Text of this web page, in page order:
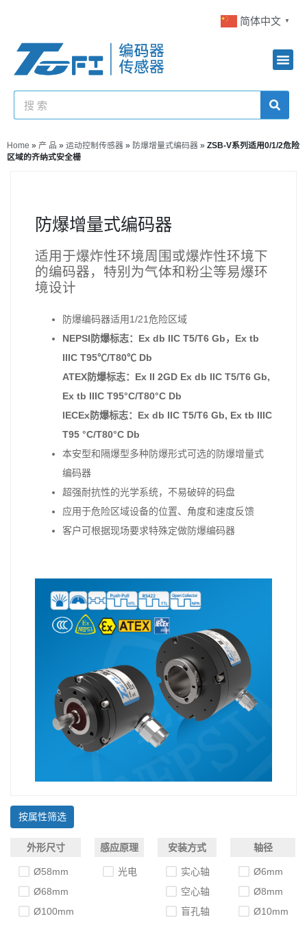
简体中文 ▼
Home » 产 品 » 运动控制传感器 » 防爆增量式编码器 » ZSB-V系列适用0/1/2危险
区域的齐纳式安全栅
防爆增量式编码器
适用于爆炸性环境周围或爆炸性环境下
的编码器，特别为气体和粉尘等易爆环
境设计
防爆编码器适用1/21危险区域
NEPSI防爆标志：Ex db IIC T5/T6 Gb，Ex tb
IIIC T95℃/T80℃ Db
ATEX防爆标志：Ex II 2GD Ex db IIC T5/T6 Gb,
Ex tb IIIC T95°C/T80°C Db
IECEx防爆标志：Ex db IIC T5/T6 Gb, Ex tb IIIC
T95 °C/T80°C Db
本安型和隔爆型多种防爆形式可选的防爆增量式
编码器
超强耐抗性的光学系统，不易破碎的码盘
应用于危险区域设备的位置、角度和速度反馈
客户可根据现场要求特殊定做防爆编码器
按属性筛选
外形尺寸
Ø58mm
Ø68mm
Ø100mm
感应原理
光电
安装方式
实心轴
空心轴
盲孔轴
轴径
Ø6mm
Ø8mm
Ø10mm